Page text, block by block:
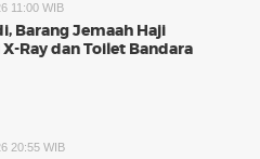
11:00 WIB
Barang Jemaah Haji
Ray dan Toilet Bandara
20:55 WIB